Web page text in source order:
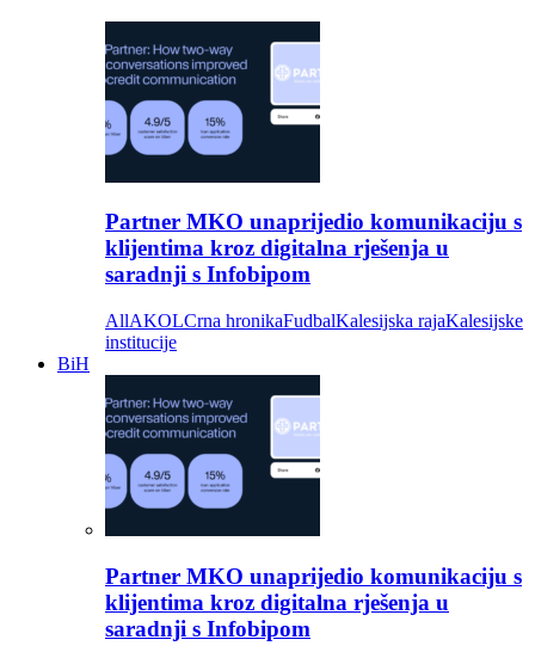
Partner MKO unaprijedio komunikaciju s
klijentima kroz digitalna rješenja u
saradnji s Infobipom
AllAKOLCrna hronikaFudbalKalesijska rajaKalesijske
institucije
BiH
Partner MKO unaprijedio komunikaciju s
klijentima kroz digitalna rješenja u
saradnji s Infobipom